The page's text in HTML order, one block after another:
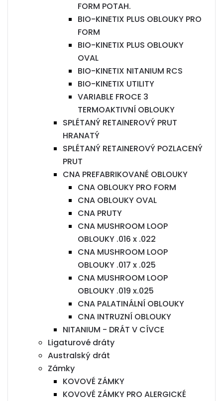
FORM POTAH.
BIO-KINETIX PLUS OBLOUKY PRO
FORM
BIO-KINETIX PLUS OBLOUKY
OVAL
BIO-KINETIX NITANIUM RCS
BIO-KINETIX UTILITY
VARIABLE FROCE 3
TERMOAKTIVNÍ OBLOUKY
SPLÉTANÝ RETAINEROVÝ PRUT
HRANATÝ
SPLÉTANÝ RETAINEROVÝ POZLACENÝ
PRUT
CNA PREFABRIKOVANÉ OBLOUKY
CNA OBLOUKY PRO FORM
CNA OBLOUKY OVAL
CNA PRUTY
CNA MUSHROOM LOOP
OBLOUKY .016 x .022
CNA MUSHROOM LOOP
OBLOUKY .017 x .025
CNA MUSHROOM LOOP
OBLOUKY .019 x.025
CNA PALATINÁLNÍ OBLOUKY
CNA INTRUZNÍ OBLOUKY
NITANIUM - DRÁT V CÍVCE
Ligaturové dráty
Australský drát
Zámky
KOVOVÉ ZÁMKY
KOVOVÉ ZÁMKY PRO ALERGICKÉ